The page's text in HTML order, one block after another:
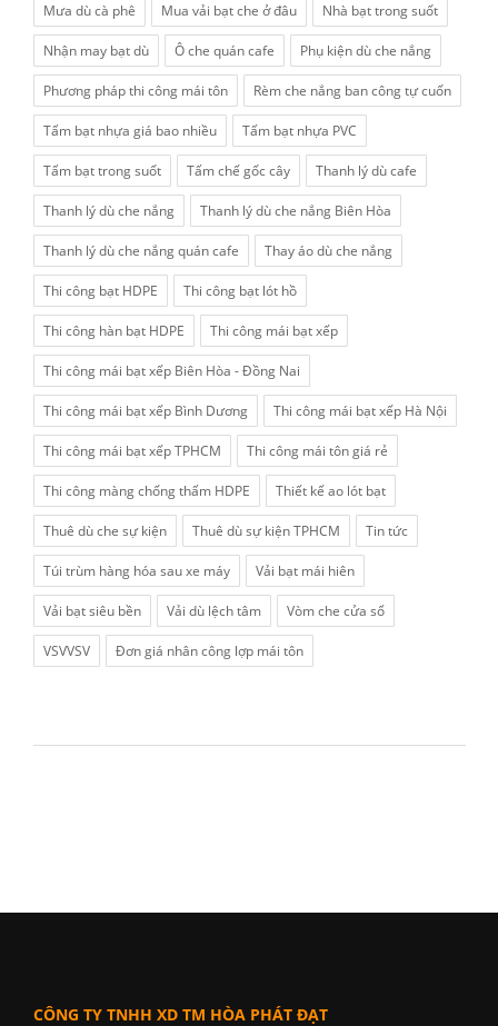
Mưa dù cà phê Mua vải bạt che ở đâu Nhà bạt trong suốt
Nhận may bạt dù Ô che quán cafe Phụ kiện dù che nắng
Phương pháp thi công mái tôn Rèm che nắng ban công tự cuốn
Tấm bạt nhựa giá bao nhiều Tấm bạt nhựa PVC
Tấm bạt trong suốt Tấm chế gốc cây Thanh lý dù cafe
Thanh lý dù che nắng Thanh lý dù che nắng Biên Hòa
Thanh lý dù che nắng quán cafe Thay áo dù che nắng
Thi công bạt HDPE Thi công bạt lót hồ
Thi công hàn bạt HDPE Thi công mái bạt xếp
Thi công mái bạt xếp Biên Hòa - Đồng Nai
Thi công mái bạt xếp Bình Dương Thi công mái bạt xếp Hà Nội
Thi công mái bạt xếp TPHCM Thi công mái tôn giá rẻ
Thi công màng chống thấm HDPE Thiết kế ao lót bạt
Thuê dù che sự kiện Thuê dù sự kiện TPHCM Tin tức
Túi trùm hàng hóa sau xe máy Vải bạt mái hiên
Vải bạt siêu bền Vải dù lệch tâm Vòm che cửa sổ
VSVVSV Đơn giá nhân công lợp mái tôn
CÔNG TY TNHH XD TM HÒA PHÁT ĐẠT